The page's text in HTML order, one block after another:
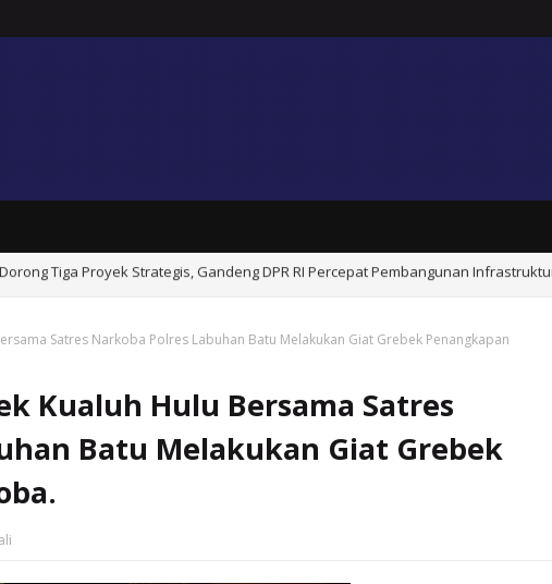
Diduga Tak Beroperasi, Penyertaan Modal Dinilai Sia-Sia
Satres Narkoba Polres Labuhan Batu Melakukan Giat Grebek Penangkapan
Kualuh Hulu Bersama Satres
Batu Melakukan Giat Grebek